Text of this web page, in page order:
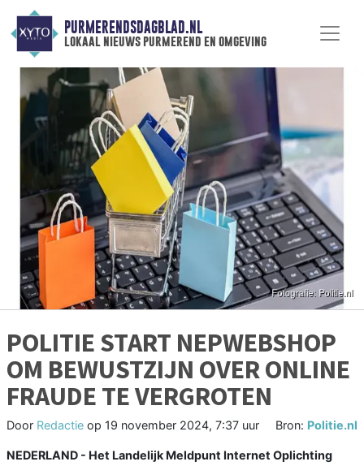
PURMERENDSDAGBLAD.NL
lokaal nieuws purmerend en omgeving
POLITIE START NEPWEBSHOP
OM BEWUSTZIJN OVER ONLINE
FRAUDE TE VERGROTEN
Door Redactie op 19 november 2024, 7:37 uur Bron: Politie.nl
NEDERLAND - Het Landelijk Meldpunt Internet Oplichting